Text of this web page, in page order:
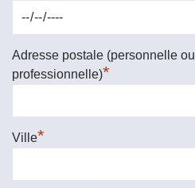
Adresse postale (personnelle ou
professionnelle)*
Ville*